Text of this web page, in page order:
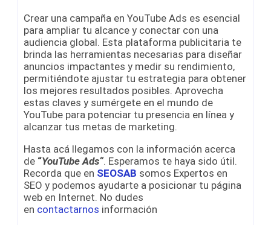
Crear una campaña en YouTube Ads es esencial
para ampliar tu alcance y conectar con una
audiencia global. Esta plataforma publicitaria te
brinda las herramientas necesarias para diseñar
anuncios impactantes y medir su rendimiento,
permitiéndote ajustar tu estrategia para obtener
los mejores resultados posibles. Aprovecha
estas claves y sumérgete en el mundo de
YouTube para potenciar tu presencia en línea y
alcanzar tus metas de marketing.
Hasta acá llegamos con la información acerca
de “YouTube Ads“. Esperamos te haya sido útil.
Recorda que en SEOSAB somos Expertos en
SEO y podemos ayudarte a posicionar tu página
web en Internet. No dudes
en contactarnos información